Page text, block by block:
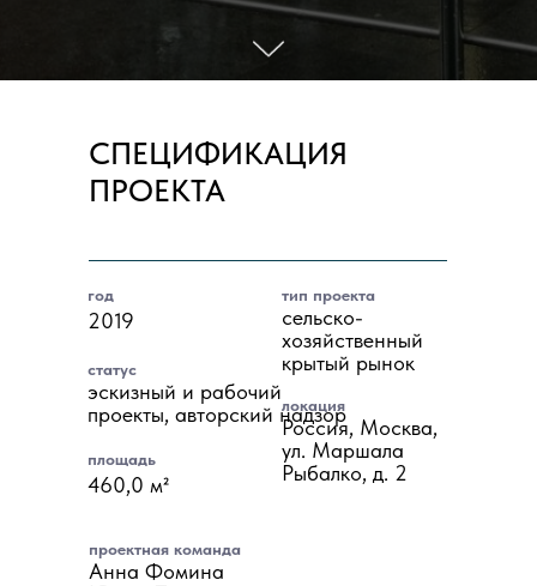
СПЕЦИФИКАЦИЯ
ПРОЕКТА
год тип проекта
проектная команда
статус
локация
площадь
2019
сельско-
хозяйственный
крытый рынок
Анна Фомина
эскизный и рабочий
проекты, авторский надзор
Россия, Москва,
ул. Маршала
Рыбалко, д. 2
460,0 м²